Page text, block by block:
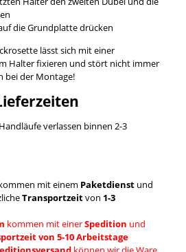
die Grundplatte drücken
lässt sich mit einer
Halter fixieren und stört nicht immer
bei der Montage!
verlassen binnen 2-3
mit einem Paketdienstund
Transportzeitvon 1-3
kommen mit einerSpedition und
von 5-10 Arbeitstage